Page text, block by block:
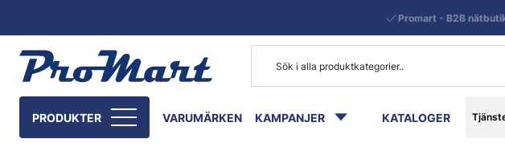
PRODUKTER VARUMÄRKEN KAMPANJER KATALOGER
Promart - B2B